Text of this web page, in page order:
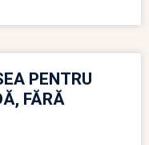
PENTRU
FĂRĂ